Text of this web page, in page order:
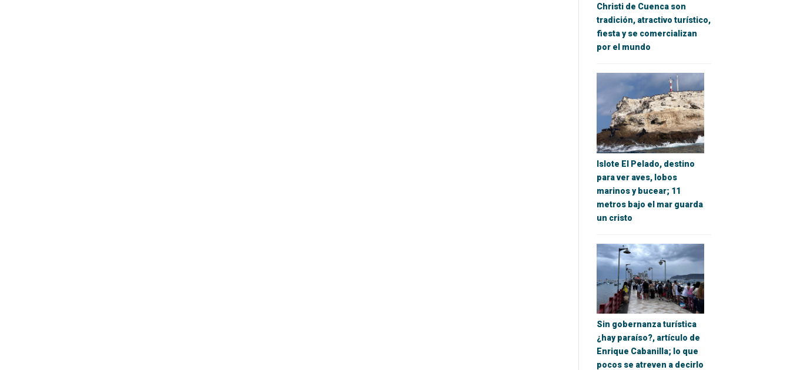
Christi de Cuenca son
tradición, atractivo turístico,
fiesta y se comercializan
por el mundo
Islote El Pelado, destino
para ver aves, lobos
marinos y bucear; 11
metros bajo el mar guarda
un cristo
Sin gobernanza turística
¿hay paraíso?, artículo de
Enrique Cabanilla; lo que
pocos se atreven a decirlo